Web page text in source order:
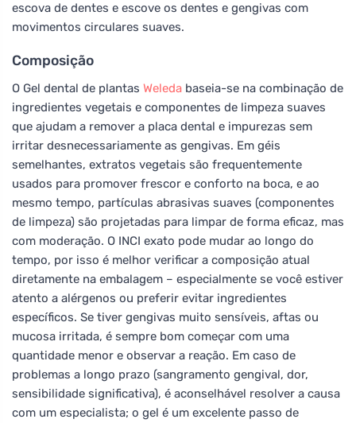
escova de dentes e escove os dentes e gengivas com
movimentos circulares suaves.
Composição
O Gel dental de plantas Weleda baseia-se na combinação de
ingredientes vegetais e componentes de limpeza suaves
que ajudam a remover a placa dental e impurezas sem
irritar desnecessariamente as gengivas. Em géis
semelhantes, extratos vegetais são frequentemente
usados para promover frescor e conforto na boca, e ao
mesmo tempo, partículas abrasivas suaves (componentes
de limpeza) são projetadas para limpar de forma eficaz, mas
com moderação. O INCI exato pode mudar ao longo do
tempo, por isso é melhor verificar a composição atual
diretamente na embalagem – especialmente se você estiver
atento a alérgenos ou preferir evitar ingredientes
específicos. Se tiver gengivas muito sensíveis, aftas ou
mucosa irritada, é sempre bom começar com uma
quantidade menor e observar a reação. Em caso de
problemas a longo prazo (sangramento gengival, dor,
sensibilidade significativa), é aconselhável resolver a causa
com um especialista; o gel é um excelente passo de